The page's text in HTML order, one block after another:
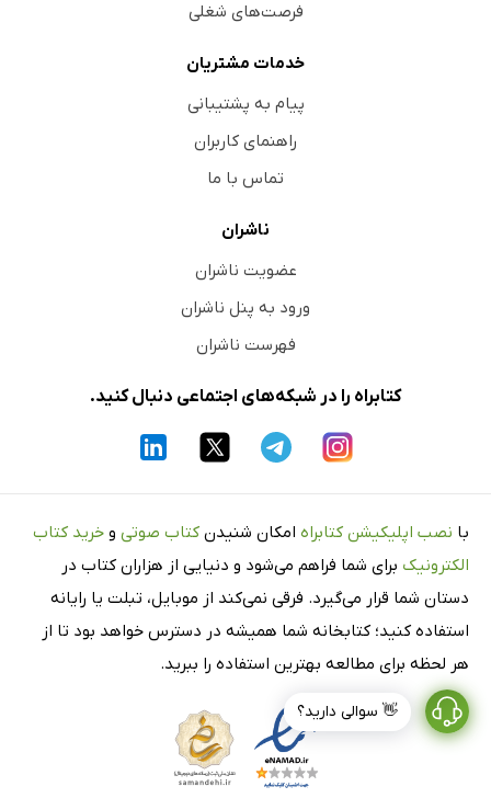
👋 سوالی دارید؟
فرصت‌های شغلی
خدمات مشتریان
پیام به پشتیبانی
راهنمای کاربران
تماس با ما
ناشران
عضویت ناشران
ورود به پنل ناشران
فهرست ناشران
کتابراه را در شبکه‌های اجتماعی دنبال کنید.
با نصب اپلیکیشن کتابراه امکان شنیدن کتاب صوتی و خرید کتاب
الکترونیک برای شما فراهم می‌شود و دنیایی از هزاران کتاب در
دستان شما قرار می‌گیرد. فرقی نمی‌کند از موبایل، تبلت یا رایانه
استفاده کنید؛ کتابخانه شما همیشه در دسترس خواهد بود تا از
هر لحظه برای مطالعه بهترین استفاده را ببرید.